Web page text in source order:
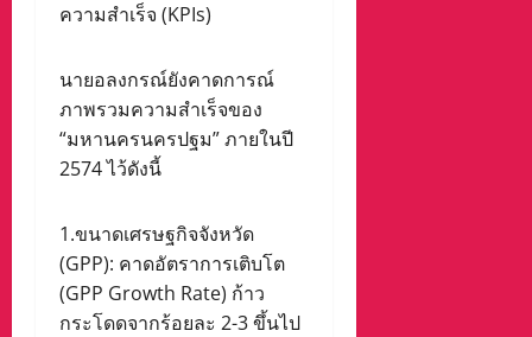
ความสำเร็จ (KPIs)
นายอลงกรณ์ยังคาดการณ์
ภาพรวมความสำเร็จของ
“มหานครนครปฐม” ภายในปี
2574 ไว้ดังนี้
1.ขนาดเศรษฐกิจจังหวัด
(GPP): คาดอัตราการเติบโต
(GPP Growth Rate) ก้าว
กระโดดจากร้อยละ 2-3 ขึ้นไป